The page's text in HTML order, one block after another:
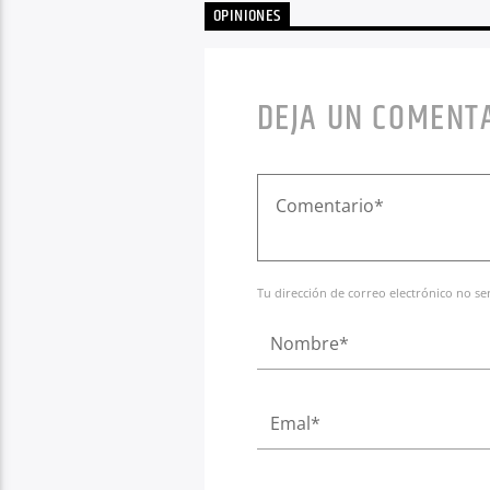
OPINIONES
DEJA UN
Tu dirección de correo electrónico no